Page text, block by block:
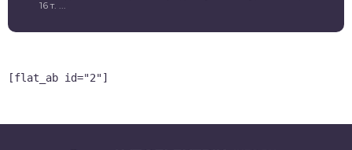
16 т. ...
[flat_ab id="2"]